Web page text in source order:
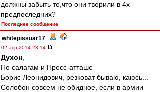
должны забыть то,что они творили в 4х
предпоследних?
Последнее сообщение
whitepissuar17 -
02 апр 2014 23:14
Духон
По салагам и Пресс-атташе
Борис Леонидович, резковат бываю, каюсь...
Солобон совсем не обидное, если в армии